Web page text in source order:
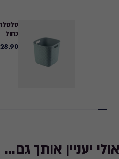
כחול
28.90
28.90 ₪
אולי יעניין אותך גם...